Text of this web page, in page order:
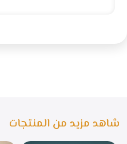
شاهد مزيد من المنتجات